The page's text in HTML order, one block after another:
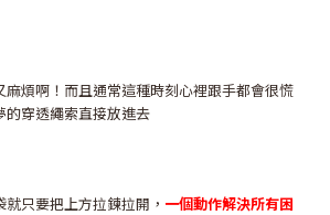
煩啊！而且通常這種時刻心裡跟手都會很慌
的穿透繩索直接放進去
只要把上方拉鍊拉開， 一個動作解決所有困